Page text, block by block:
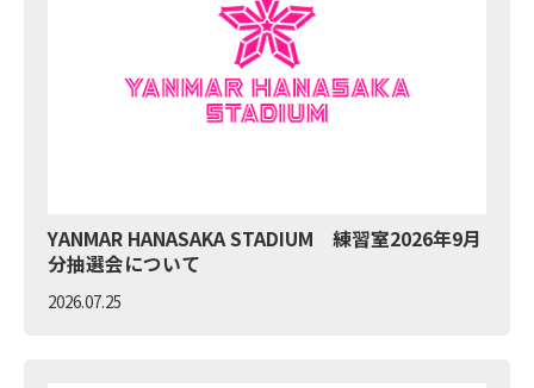
YANMAR HANASAKA STADIUM 練習室2026年9月
分抽選会について
2026.07.25